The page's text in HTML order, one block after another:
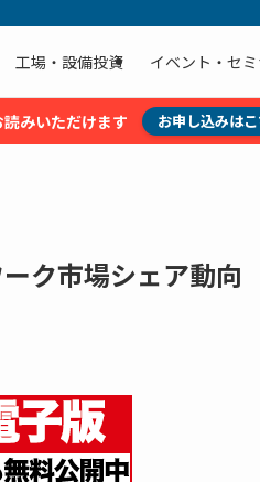
工場・設備投資 イベント・セ
みいただけます お申し込みは
ク市場シェア動向